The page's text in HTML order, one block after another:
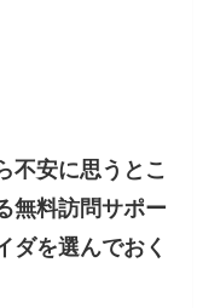
不安に思うとこ
無料訪問サポー
ダを選んでおく